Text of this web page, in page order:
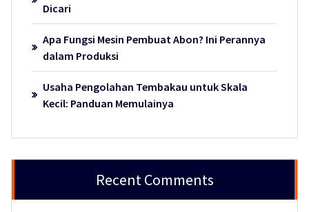
Dicari
Apa Fungsi Mesin Pembuat Abon? Ini Perannya
dalam Produksi
Usaha Pengolahan Tembakau untuk Skala
Kecil: Panduan Memulainya
Recent Comments